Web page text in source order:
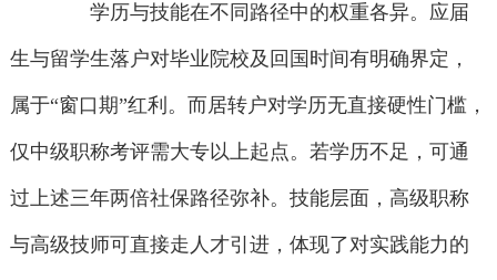
学历与技能在不同路径中的权重各异。应届
生与留学生落户对毕业院校及回国时间有明确界定，
属于“窗口期”红利。而居转户对学历无直接硬性门槛，
仅中级职称考评需大专以上起点。若学历不足，可通
过上述三年两倍社保路径弥补。技能层面，高级职称
与高级技师可直接走人才引进，体现了对实践能力的